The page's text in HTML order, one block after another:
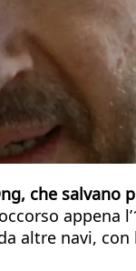
che
appena
altre navi,